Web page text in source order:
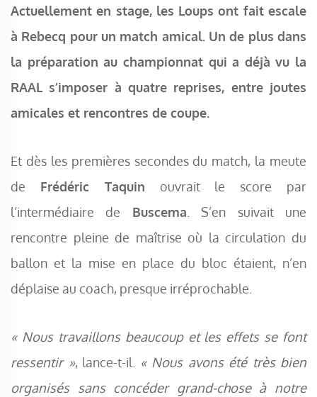
Actuellement en stage, les Loups ont fait escale
à Rebecq pour un match amical. Un de plus dans
la préparation au championnat qui a déjà vu la
RAAL s’imposer à quatre reprises, entre joutes
amicales et rencontres de coupe.
Et dès les premières secondes du match, la meute
de Frédéric Taquin ouvrait le score par
l’intermédiaire de Buscema . S’en suivait une
rencontre pleine de maîtrise où la circulation du
ballon et la mise en place du bloc étaient, n’en
déplaise au coach, presque irréprochable.
« Nous travaillons beaucoup et les effets se font
ressentir », lance-t-il.
« Nous avons été très bien
organisés sans concéder grand-chose à notre